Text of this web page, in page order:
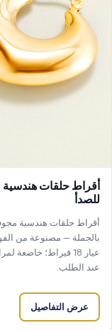
أقراط حلقات هندسية
للصدأ
أقراط حلقات هندسية
بالجملة — مصنوعة من
عيار 18 قيراط؛
عند الطلب.
عرض التفاصيل